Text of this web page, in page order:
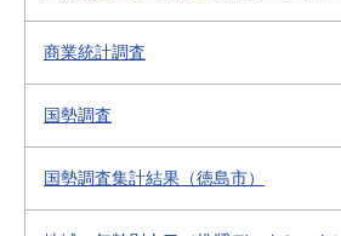
商業統計調査
国勢調査
国勢調査集計結果（徳島市）